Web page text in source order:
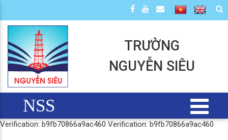
TRƯỜNG
NGUYỄN SIÊU
NSS
Verification: b9fb70866a9ac460 Verification: b9fb70866a9ac460